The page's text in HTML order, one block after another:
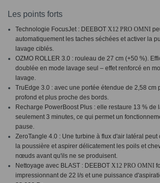
Les points forts
Technologie FocusJet : DEEBOT X12 PRO OMNI
automatiquement les taches séchées et activer la
lavage ciblés.
OZMO ROLLER 3.0 : rouleau de 27 cm (+50 %).
doublée en mode lavage seul – effet renforcé en
lavage.
TruEdge 3.0 : avec une portée étendue de 2,58 cm
profond et plus proche des bords.
Recharge PowerBoost Plus : elle restaure 13 % de
seulement 3 minutes, ce qui permet un
pause.
ZeroTangle 4.0 : Une turbine à flux d'air latéral peut
la poussière et aspirer délicatement les poils et
nœuds avant qu'ils ne se produisent.
Nettoyage avec BLAST : DEEBOT X12 PRO OMNI
impressionnant de 22 l/s et une puissance